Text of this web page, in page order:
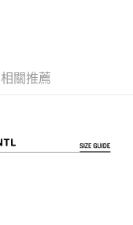
你分期系統評分，恕無
灣大直營門市／銀行轉
由商店將買賣／分期付款
繳交帳款。
的，商店將以您的個人
進項蒐集、處理及利用，
核對及更正。
轉至「AFTEE先享後付」
結帳。
您需要取消訂單，請聯絡
有效，需透過AFTEE先享
面顯示為準，若有關於
請聯繫「AFTEE先享後付
support/home
相關推薦